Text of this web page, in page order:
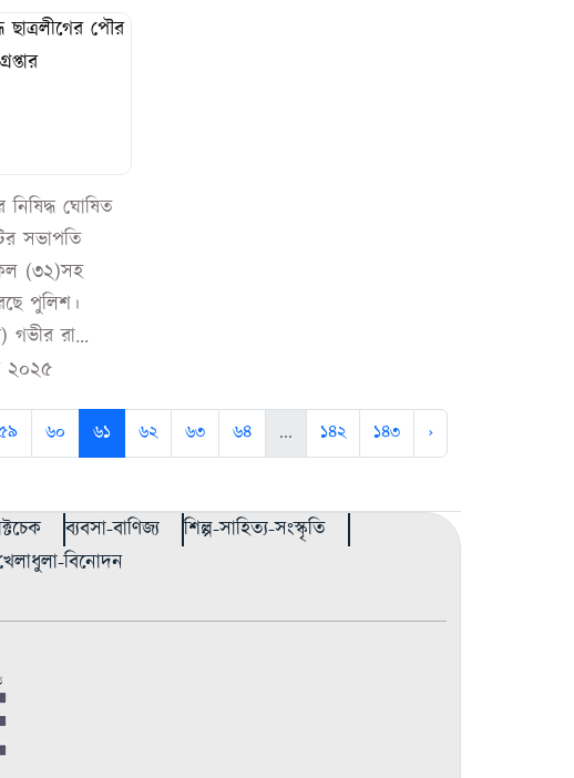
নিষিদ্ধ ঘোষিত
সভাপতি
(৩২)সহ
পুলিশ।
গভীর রা...
২০২৫
৬০ ৬১ ৬২ ৬৩ ৬৪ ... ১৪২ ১৪৩ ›
ব্যবসা-বাণিজ্য
শিল্প-সাহিত্য-সংস্কৃতি
বিনোদন